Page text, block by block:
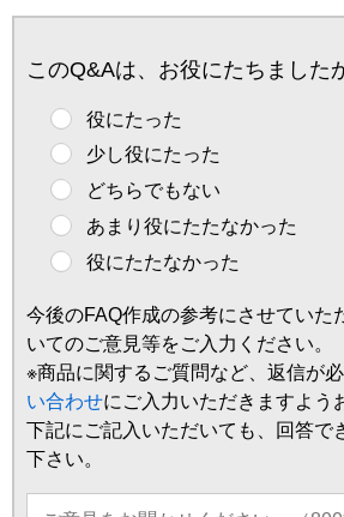
このQ&Aは、お役にたちました
役にたった
少し役にたった
どちらでもない
あまり役にたたなかった
役にたたなかった
今後のFAQ作成の参考にさせていた
いてのご意見等をご入力ください。
※商品に関するご質問など、返信が
い合わせにご入力いただきますよう
下記にご記入いただいても、回答で
下さい。